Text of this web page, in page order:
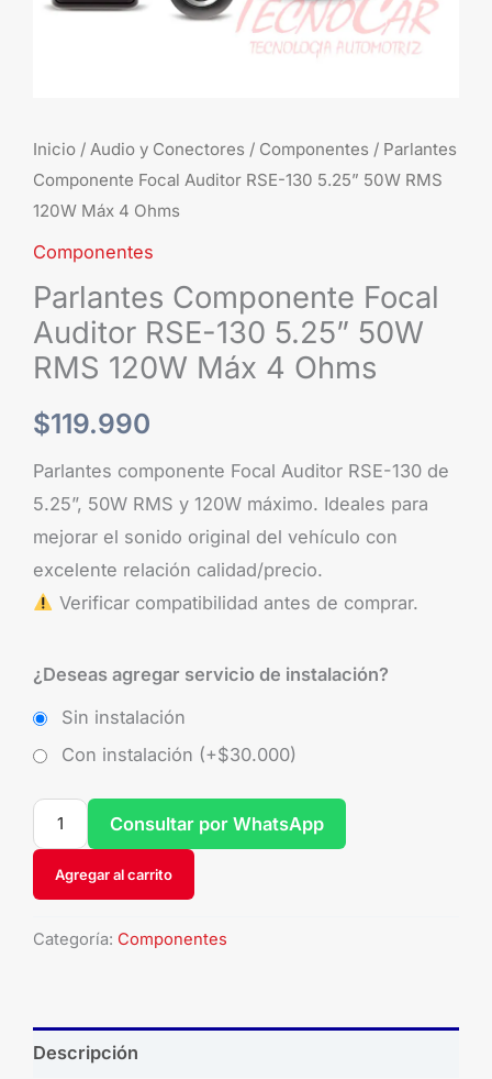
Inicio / Audio y Conectores / Componentes / Parlantes
Componente Focal Auditor RSE-130 5.25” 50W RMS
120W Máx 4 Ohms
Componentes
Parlantes Componente Focal
Auditor RSE-130 5.25” 50W
RMS 120W Máx 4 Ohms
$119.990
Parlantes componente Focal Auditor RSE-130 de
5.25”, 50W RMS y 120W máximo. Ideales para
mejorar el sonido original del vehículo con
excelente relación calidad/precio.
Verificar compatibilidad antes de comprar.
¿Deseas agregar servicio de instalación?
Sin instalación
Con instalación (+$30.000)
cantidad
Agregar al carrito
Consultar por WhatsApp
Categoría: Componentes
Descripción